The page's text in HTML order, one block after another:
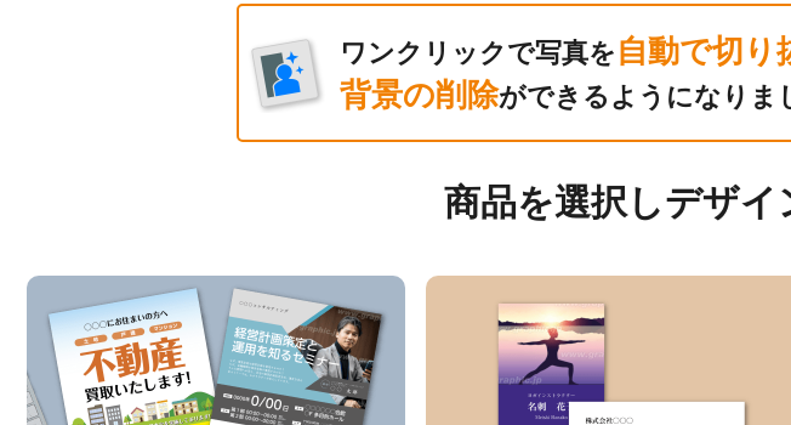
ワンクリックで写真を 自動で切り
背景の削除ができるようになりま
商品を選択しデザ